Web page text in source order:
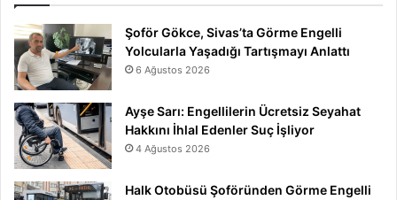
Şoför Gökce, Sivas’ta Görme Engelli
Yolcularla Yaşadığı Tartışmayı Anlattı
6 Ağustos 2026
Ayşe Sarı: Engellilerin Ücretsiz Seyahat
Hakkını İhlal Edenler Suç İşliyor
4 Ağustos 2026
Halk Otobüsü Şoföründen Görme Engelli